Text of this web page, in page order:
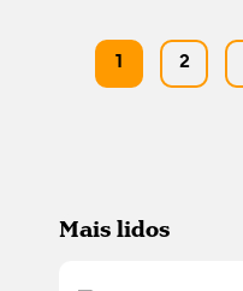
2
Mais lidos